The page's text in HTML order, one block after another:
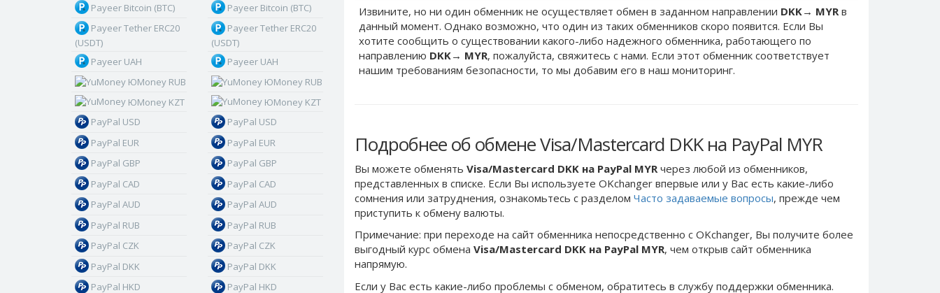
Извините, но ни один обменник не осуществляет обмен в заданном направлении DKK→ MYRв
данный момент. Однако возможно, что один из таких обменников скоро появится. Если Вы
хотите сообщить о существовании какого-либо надежного обменника, работающего по
направлению DKK→ MYR, пожалуйста, свяжитесь с нами. Если этот обменник соответствует
нашим требованиям безопасности, то мы добавим его в наш мониторинг.
Подробнее об обмене Visa/Mastercard DKK на PayPal MYR
Вы можете обменять Visa/Mastercard DKK на PayPal MYR через любой из обменников,
представленных в списке. Если Вы используете OKchanger впервые или у Вас есть какие-либо
сомнения или затруднения, ознакомьтесь с разделом Часто задаваемые вопросы, прежде чем
приступить к обмену валюты.
Примечание: при переходе на сайт обменника непосредственно c OKchanger, Вы получите более
выгодный курс обмена Visa/Mastercard DKK на PayPal MYR, чем открыв сайт обменника
напрямую.
Если у Вас есть какие-либо проблемы с обменом, обратитесь в службу поддержки обменника.
Payeer Bitcoin (BTC)
Payeer Tether ERC20
(USDT)
Payeer UAH
ЮMoney RUB
ЮMoney KZT
PayPal USD
PayPal EUR
PayPal GBP
PayPal CAD
PayPal AUD
PayPal RUB
PayPal CZK
PayPal DKK
PayPal HKD
Payeer Bitcoin (BTC)
Payeer Tether ERC20
(USDT)
Payeer UAH
ЮMoney RUB
ЮMoney KZT
PayPal USD
PayPal EUR
PayPal GBP
PayPal CAD
PayPal AUD
PayPal RUB
PayPal CZK
PayPal DKK
PayPal HKD